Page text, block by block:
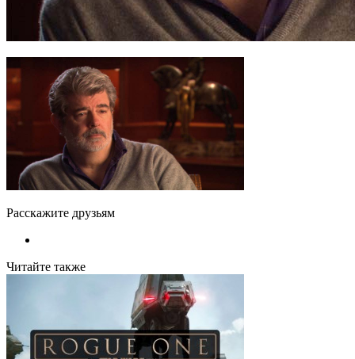
Расскажите друзьям
Читайте также